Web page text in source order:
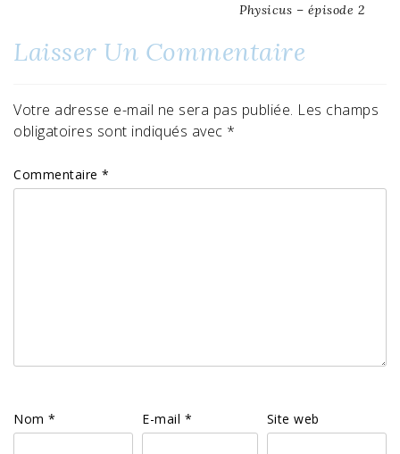
l’article
Physicus – épisode 2
Laisser Un Commentaire
Votre adresse e-mail ne sera pas publiée. Les champs
obligatoires sont indiqués avec *
Commentaire *
Nom * E-mail * Site web